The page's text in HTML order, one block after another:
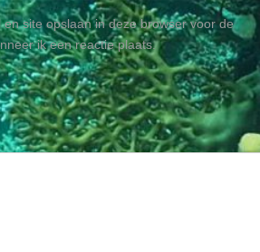
site opslaan in deze browser voor de
ik een reactie plaats.